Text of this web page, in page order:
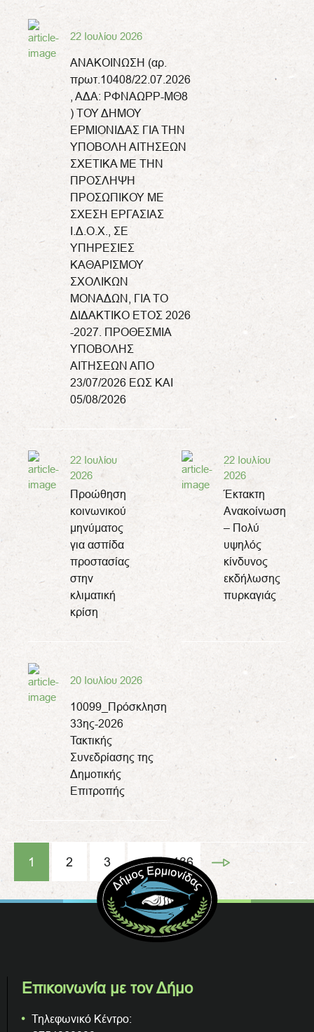
22 Ιουλίου 2026
ΑΝΑΚΟΙΝΩΣΗ (αρ.
πρωτ.10408/22.07.2026
, ΑΔΑ: ΡΦΝΑΩΡΡ-ΜΘ8
) ΤΟΥ ΔΗΜΟΥ
ΕΡΜΙΟΝΙΔΑΣ ΓΙΑ ΤΗΝ
ΥΠΟΒΟΛΗ ΑΙΤΗΣΕΩΝ
ΣΧΕΤΙΚΑ ΜΕ ΤΗΝ
ΠΡΟΣΛΗΨΗ
ΠΡΟΣΩΠΙΚΟΥ ΜΕ
ΣΧΕΣΗ ΕΡΓΑΣΙΑΣ
Ι.Δ.Ο.Χ., ΣΕ
ΥΠΗΡΕΣΙΕΣ
ΚΑΘΑΡΙΣΜΟΥ
ΣΧΟΛΙΚΩΝ
ΜΟΝΑΔΩΝ, ΓΙΑ ΤΟ
ΔΙΔΑΚΤΙΚΟ ΕΤΟΣ 2026
-2027. ΠΡΟΘΕΣΜΙΑ
ΥΠΟΒΟΛΗΣ
ΑΙΤΗΣΕΩΝ ΑΠΟ
23/07/2026 ΕΩΣ ΚΑΙ
05/08/2026
22 Ιουλίου
2026
Προώθηση
κοινωνικού
μηνύματος
για ασπίδα
προστασίας
στην
κλιματική
κρίση
22 Ιουλίου
2026
Έκτακτη
Ανακοίνωση
– Πολύ
υψηλός
κίνδυνος
εκδήλωσης
πυρκαγιάς
20 Ιουλίου 2026
10099_Πρόσκληση
33ης-2026
Τακτικής
Συνεδρίασης της
Δημοτικής
Επιτροπής
1 2 3 … 136
Επικοινωνία με τον Δήμο
Τηλεφωνικό Κέντρο: